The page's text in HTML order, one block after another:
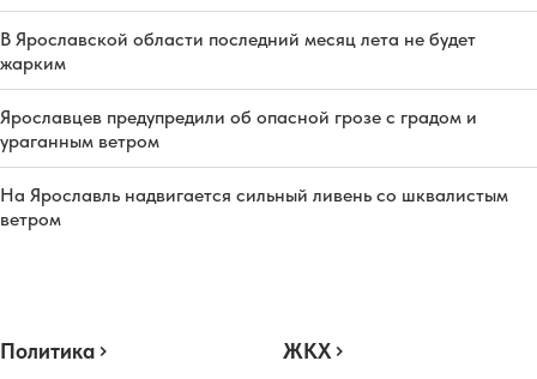
В Ярославской области последний месяц лета не будет
жарким
Ярославцев предупредили об опасной грозе с градом и
ураганным ветром
На Ярославль надвигается сильный ливень со шквалистым
ветром
Политика ЖКХ